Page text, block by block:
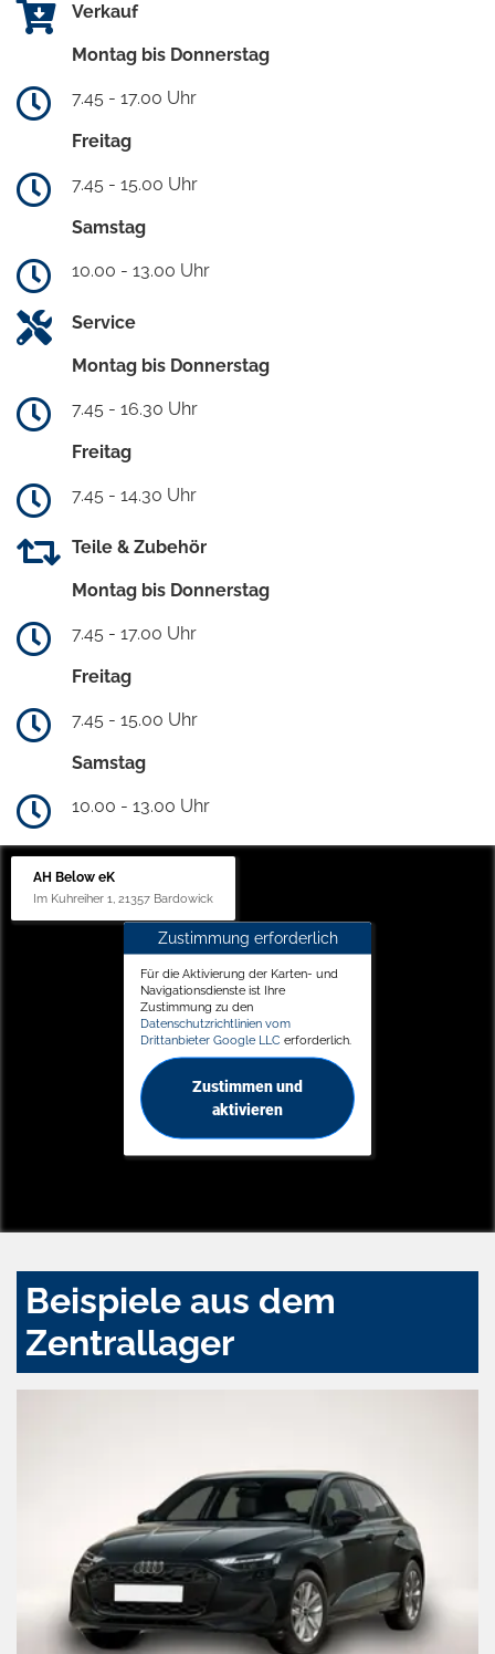
Verkauf
Montag bis Donnerstag
7.45 - 17.00 Uhr
Freitag
7.45 - 15.00 Uhr
Samstag
10.00 - 13.00 Uhr
Service
Montag bis Donnerstag
7.45 - 16.30 Uhr
Freitag
7.45 - 14.30 Uhr
Teile & Zubehör
Montag bis Donnerstag
7.45 - 17.00 Uhr
Freitag
7.45 - 15.00 Uhr
Samstag
10.00 - 13.00 Uhr
AH Below eK
Im Kuhreiher 1, 21357 Bardowick
Zustimmung erforderlich
Für die Aktivierung der Karten- und
Navigationsdienste ist Ihre
Zustimmung zu den
Datenschutzrichtlinien vom
Drittanbieter Google LLC erforderlich.
Zustimmen und
aktivieren
Beispiele aus dem
Zentrallager